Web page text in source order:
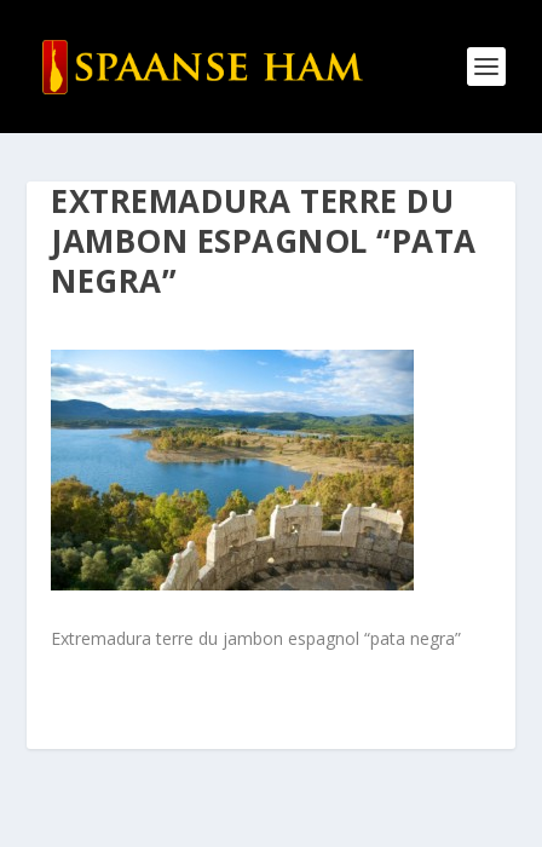
EXTREMADURA TERRE DU
JAMBON ESPAGNOL “PATA
NEGRA”
Extremadura terre du jambon espagnol “pata negra”